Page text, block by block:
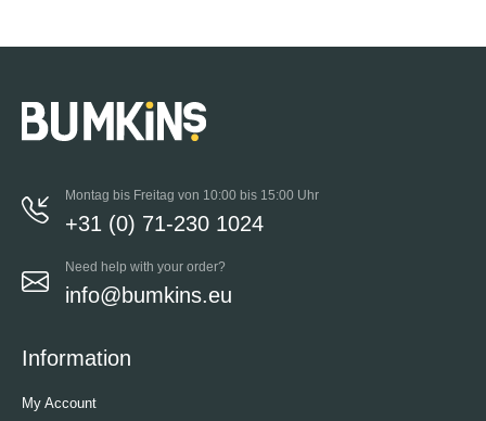
Montag bis Freitag von 10:00 bis 15:00 Uhr
+31 (0) 71-230 1024
Need help with your order?
info@bumkins.eu
Information
My Account